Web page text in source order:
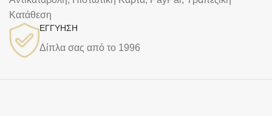
Kατάθεση
ΕΓΓΥΗΣΗ
Δίπλα σας από το 1996